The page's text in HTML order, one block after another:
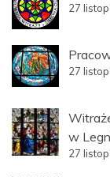
27
27
w
27